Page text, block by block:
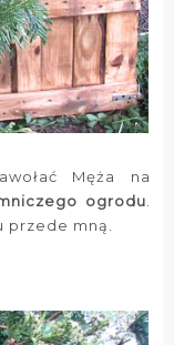
Męża na
ogrodu
przede mną.